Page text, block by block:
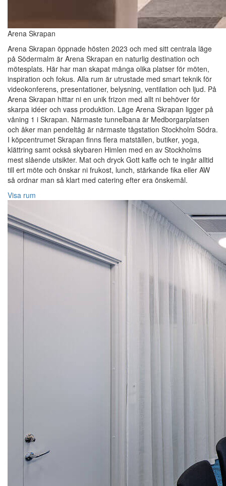
Arena Skrapan
Arena Skrapan öppnade hösten 2023 och med sitt centrala läge
på Södermalm är Arena Skrapan en naturlig destination och
mötesplats. Här har man skapat många olika platser för möten,
inspiration och fokus. Alla rum är utrustade med smart teknik för
videokonferens, presentationer, belysning, ventilation och ljud. På
Arena Skrapan hittar ni en unik frizon med allt ni behöver för
skarpa idéer och vass produktion. Läge Arena Skrapan ligger på
våning 1 i Skrapan. Närmaste tunnelbana är Medborgarplatsen
och åker man pendeltåg är närmaste tågstation Stockholm Södra.
I köpcentrumet Skrapan finns flera matställen, butiker, yoga,
klättring samt också skybaren Himlen med en av Stockholms
mest slående utsikter. Mat och dryck Gott kaffe och te ingår alltid
till ert möte och önskar ni frukost, lunch, stärkande fika eller AW
så ordnar man så klart med catering efter era önskemål.
Visa rum